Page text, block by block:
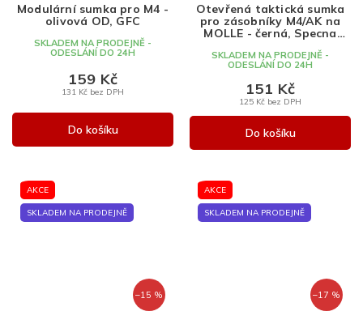
Modulární sumka pro M4 -
olivová OD, GFC
SKLADEM NA PRODEJNĚ -
ODESLÁNÍ DO 24H
131 Kč bez DPH
159 Kč
Do košíku
Otevřená taktická sumka
pro zásobníky M4/AK na
MOLLE - černá, Specna
SKLADEM NA PRODEJNĚ -
ODESLÁNÍ DO 24H
125 Kč bez DPH
151 Kč
Do košíku
AKCE
SKLADEM NA PRODEJNĚ
–15 %
AKCE
SKLADEM NA PRODEJNĚ
–17 %